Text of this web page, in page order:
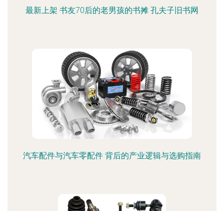
最新上架 书友70后的老男孩的书摊 孔夫子旧书网
汽车配件与汽车零配件 背后的产业逻辑与选购指南